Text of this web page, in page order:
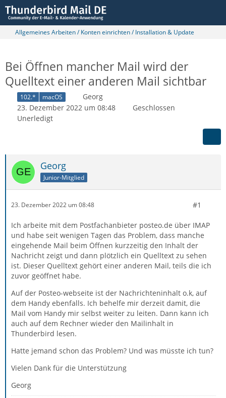
Allgemeines Arbeiten / Konten einrichten / Installation & Update
Bei Öffnen mancher Mail wird der
Quelltext einer anderen Mail sichtbar
102.* macOS
Georg
23. Dezember 2022 um 08:48
Geschlossen
Unerledigt
Georg
Junior-Mitglied
23. Dezember 2022 um 08:48 #1
Ich arbeite mit dem Postfachanbieter posteo.de über IMAP
und habe seit wenigen Tagen das Problem, dass manche
eingehende Mail beim Öffnen kurzzeitig den Inhalt der
Nachricht zeigt und dann plötzlich ein Quelltext zu sehen
ist. Dieser Quelltext gehört einer anderen Mail, teils die ich
zuvor geöffnet habe.
Auf der Posteo-webseite ist der Nachrichteninhalt o.k, auf
dem Handy ebenfalls. Ich behelfe mir derzeit damit, die
Mail vom Handy mir selbst weiter zu leiten. Dann kann ich
auch auf dem Rechner wieder den Mailinhalt in
Thunderbird lesen.
Hatte jemand schon das Problem? Und was müsste ich tun?
Vielen Dank für die Unterstützung
Georg